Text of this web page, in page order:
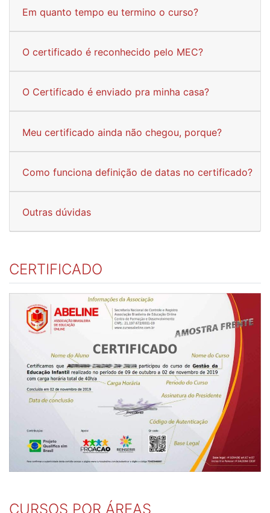
Em quanto tempo eu termino o curso?
O certificado é reconhecido pelo MEC?
O Certificado é enviado pra minha casa?
Meu certificado ainda não chegou, porque?
Como funciona definição de datas no certificado?
Outras dúvidas
CERTIFICADO
CURSOS POR ÁREAS